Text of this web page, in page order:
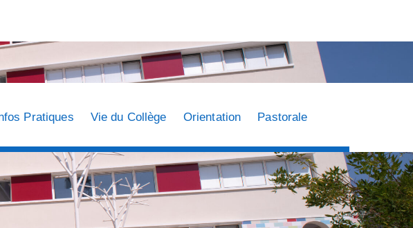
Pratiques Vie du Collège Orientation Pastorale